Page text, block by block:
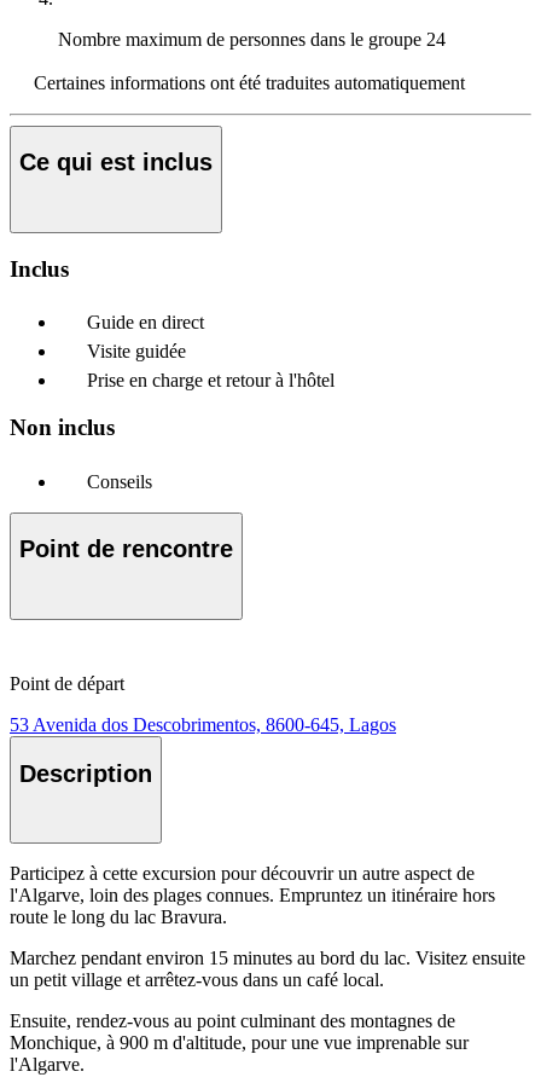
Nombre maximum de personnes dans le groupe 24
Certaines informations ont été traduites automatiquement
Ce qui est inclus
Inclus
Guide en direct
Visite guidée
Prise en charge et retour à l'hôtel
Non inclus
Conseils
Point de rencontre
Point de départ
53 Avenida dos Descobrimentos, 8600-645, Lagos
Description
Participez à cette excursion pour découvrir un autre aspect de
l'Algarve, loin des plages connues. Empruntez un itinéraire hors
route le long du lac Bravura.
Marchez pendant environ 15 minutes au bord du lac. Visitez ensuite
un petit village et arrêtez-vous dans un café local.
Ensuite, rendez-vous au point culminant des montagnes de
Monchique, à 900 m d'altitude, pour une vue imprenable sur
l'Algarve.